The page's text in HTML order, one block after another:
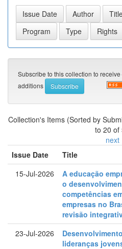
Subscribe to this collection to
additions
Collection's Items (Sorted by
to 20 of
next
Issue Date
Title
15-Jul-2026
A educação
o
competências
empresas no
revisão
23-Jul-2026
lideranças